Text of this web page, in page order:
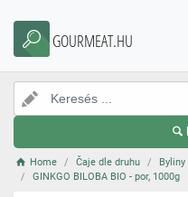
GOURMEAT.HU
Home Čaje dle druhu Byliny
GINKGO BILOBA BIO - por, 1000g